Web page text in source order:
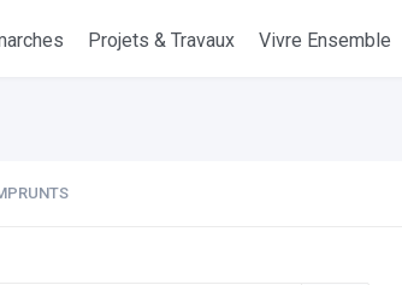
Projets & Travaux Vivre Ensemble